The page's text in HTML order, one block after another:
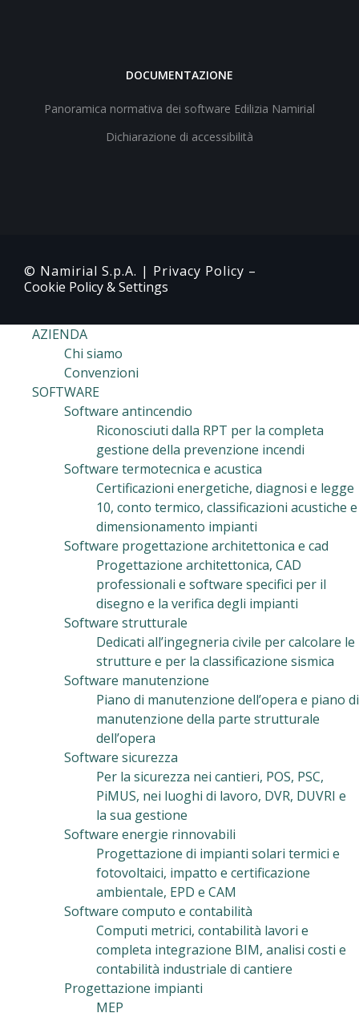
DOCUMENTAZIONE
Panoramica normativa dei software Edilizia Namirial
Dichiarazione di accessibilità
© Namirial S.p.A. | Privacy Policy –
Cookie Policy & Settings
AZIENDA
Chi siamo
Convenzioni
SOFTWARE
Software antincendio
Riconosciuti dalla RPT per la completa
gestione della prevenzione incendi
Software termotecnica e acustica
Certificazioni energetiche, diagnosi e legge
10, conto termico, classificazioni acustiche e
dimensionamento impianti
Software progettazione architettonica e cad
Progettazione architettonica, CAD
professionali e software specifici per il
disegno e la verifica degli impianti
Software strutturale
Dedicati all’ingegneria civile per calcolare le
strutture e per la classificazione sismica
Software manutenzione
Piano di manutenzione dell’opera e piano di
manutenzione della parte strutturale
dell’opera
Software sicurezza
Per la sicurezza nei cantieri, POS, PSC,
PiMUS, nei luoghi di lavoro, DVR, DUVRI e
la sua gestione
Software energie rinnovabili
Progettazione di impianti solari termici e
fotovoltaici, impatto e certificazione
ambientale, EPD e CAM
Software computo e contabilità
Computi metrici, contabilità lavori e
completa integrazione BIM, analisi costi e
contabilità industriale di cantiere
Progettazione impianti
MEP